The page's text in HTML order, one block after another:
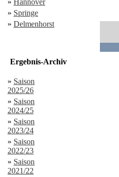
» Hannover
» Springe
» Delmenhorst
Ergebnis-Archiv
» Saison
2025/26
» Saison
2024/25
» Saison
2023/24
» Saison
2022/23
» Saison
2021/22